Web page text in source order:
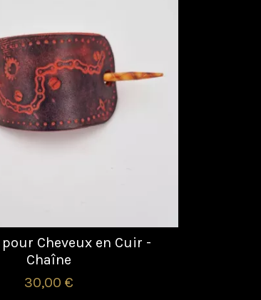
Cheveux en Cuir -
Chaîne
30,00 €